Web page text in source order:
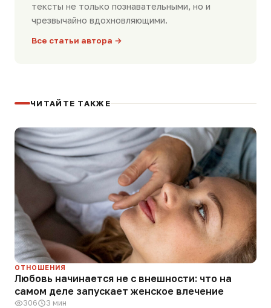
тексты не только познавательными, но и
чрезвычайно вдохновляющими.
Все статьи автора →
ЧИТАЙТЕ ТАКЖЕ
ОТНОШЕНИЯ
Любовь начинается не с внешности: что на
самом деле запускает женское влечение
306 3 мин